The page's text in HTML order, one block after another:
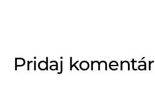
Pridaj komentár